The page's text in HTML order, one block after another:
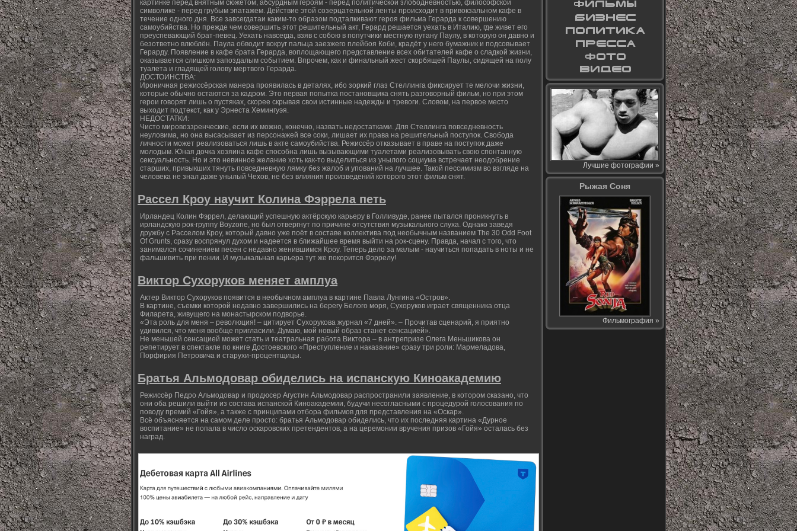
картинке перед внятным сюжетом, абсурдным героям - перед политической злободневностью, философской
символике - перед грубым эпатажем. Действие этой созерцательной ленты происходит в привокзальном кафе в
течение одного дня. Все завсегдатаи каким-то образом подталкивают героя фильма Герарда к совершению
самоубийства. Но прежде чем совершить этот решительный акт, Герард решается уехать в Италию, где живет его
преуспевающий брат-певец. Уехать навсегда, взяв с собою в попутчики местную путану Паулу, в которую он давно и
безответно влюблён. Паула обводит вокруг пальца заезжего плейбоя Коби, крадёт у него бумажник и подсовывает
Герарду. Появление в кафе брата Герарда, воплощающего представление всех обитателей кафе о сладкой жизни,
оказывается слишком запоздалым событием. Впрочем, как и финальный жест скорбящей Паулы, сидящей на полу
туалета и гладящей голову мертвого Герарда.
ДОСТОИНСТВА:
Ироничная режиссёрская манера проявилась в деталях, ибо зоркий глаз Стеллинга фиксирует те мелочи жизни,
которые обычно остаются за кадром. Это первая попытка постановщика снять разговорный фильм, но при этом
герои говорят лишь о пустяках, скорее скрывая свои истинные надежды и тревоги. Словом, на первое место
выходит подтекст, как у Эрнеста Хемингуэя.
НЕДОСТАТКИ:
Чисто мировоззренческие, если их можно, конечно, назвать недостатками. Для Стеллинга повседневность
неуловима, но она высасывает из персонажей все соки, лишает их права на решительный поступок. Свобода
личности может реализоваться лишь в акте самоубийства. Режиссёр отказывает в праве на поступок даже
молодым. Юная дочка хозяина кафе способна лишь вызывающими туалетами реализовывать свою спонтанную
сексуальность. Но и это невинное желание хоть как-то выделиться из унылого социума встречает неодобрение
старших, привыкших тянуть повседневную лямку без жалоб и упований на лучшее. Такой пессимизм во взгляде на
человека не знал даже унылый Чехов, не без влияния произведений которого этот фильм снят.
Рассел Кроу научит Колина Фэррела петь
Ирландец Колин Фэррел, делающий успешную актёрскую карьеру в Голливуде, ранее пытался проникнуть в
ирландскую рок-группу Boyzone, но был отвергнут по причине отсутствия музыкального слуха. Однако заведя
дружбу с Расселом Кроу, который давно уже поёт в составе коллектива под необычным названием The 30 Odd Foot
Of Grunts, сразу воспрянул духом и надеется в ближайшее время выйти на рок-сцену. Правда, начал с того, что
занимался сочинением песен с недавно женившимся Кроу. Теперь дело за малым - научиться попадать в ноты и не
фальшивить при пении. И музыкальная карьера тут же покорится Фэррелу!
Виктор Сухоруков меняет амплуа
Актер Виктор Сухоруков появится в необычном амплуа в картине Павла Лунгина «Остров».
В картине, съемки которой недавно завершились на берегу Белого моря, Сухоруков играет священника отца
Филарета, живущего на монастырском подворье.
«Эта роль для меня – революция! – цитирует Сухорукова журнал «7 дней». – Прочитав сценарий, я приятно
удивился, что меня вообще пригласили. Думаю, мой новый образ станет сенсацией».
Не меньшей сенсацией может стать и театральная работа Виктора – в антрепризе Олега Меньшикова он
репетирует в спектакле по книге Достоевского «Преступление и наказание» сразу три роли: Мармеладова,
Порфирия Петровича и старухи-процентщицы.
Братья Альмодовар обиделись на испанскую Киноакадемию
Режиссёр Педро Альмодовар и продюсер Агустин Альмодовар распространили заявление, в котором сказано, что
они оба решили выйти из состава испанской Киноакадемии, будучи несогласными с процедурой голосования по
поводу премий «Гойя», а также с принципами отбора фильмов для представления на «Оскар».
Всё объясняется на самом деле просто: братья Альмодовар обиделись, что их последняя картина «Дурное
воспитание» не попала в число оскаровских претендентов, а на церемонии вручения призов «Гойя» осталась без
наград.
Лучшие фотографии »
Рыжая Соня
Фильмография »